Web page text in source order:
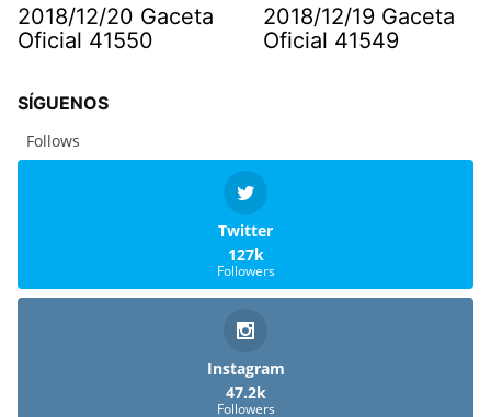
2018/12/20 Gaceta
Oficial 41550
2018/12/19 Gaceta
Oficial 41549
SÍGUENOS
Follows
Twitter
127k
Followers
Instagram
47.2k
Followers